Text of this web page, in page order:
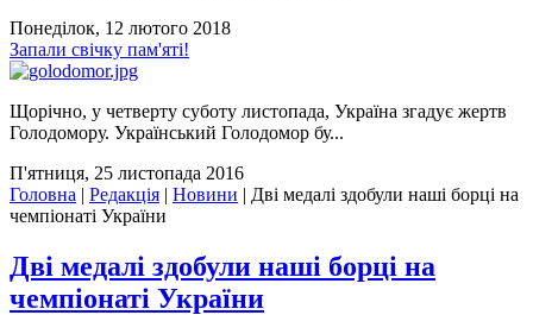
Понеділок, 12 лютого 2018
Запали свічку пам'яті!
Щорічно, у четверту суботу листопада, Україна згадує жертв
Голодомору. Український Голодомор бу...
П'ятниця, 25 листопада 2016
Головна | Редакція | Новини | Дві медалі здобули наші борці на
чемпіонаті України
Дві медалі здобули наші борці на
чемпіонаті України